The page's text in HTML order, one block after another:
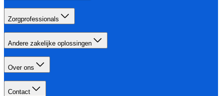
Zorgprofessionals
Andere zakelijke oplossingen
Over ons
Contact